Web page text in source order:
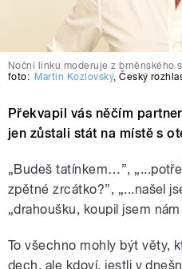
Noční linku moderuje z brněnského
foto: Martin Kozlovský,Český
Překvapil vás něčím
jen zůstali stát na místě s
„Budeš tatínkem…”,
zpětné zrcátko?”, „...našel
„drahoušku, koupil jsem
To všechno mohly být věty,
dech, ale kdoví, jestli v